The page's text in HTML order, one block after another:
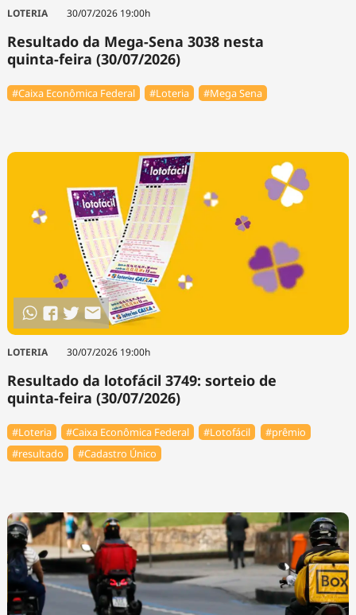
LOTERIA 30/07/2026 19:00h
Resultado da Mega-Sena 3038 nesta
quinta-feira (30/07/2026)
#Caixa Econômica Federal #Loteria #Mega Sena
LOTERIA 30/07/2026 19:00h
Resultado da lotofácil 3749: sorteio de
quinta-feira (30/07/2026)
#Loteria #Caixa Econômica Federal #Lotofácil
#prêmio
#resultado
#Cadastro Único